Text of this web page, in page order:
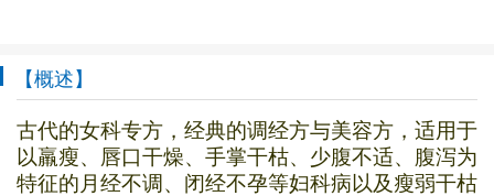
【概述】
古代的女科专方，经典的调经方与美容方，适用于
以羸瘦、唇口干燥、手掌干枯、少腹不适、腹泻为
特征的月经不调、闭经不孕等妇科病以及瘦弱干枯